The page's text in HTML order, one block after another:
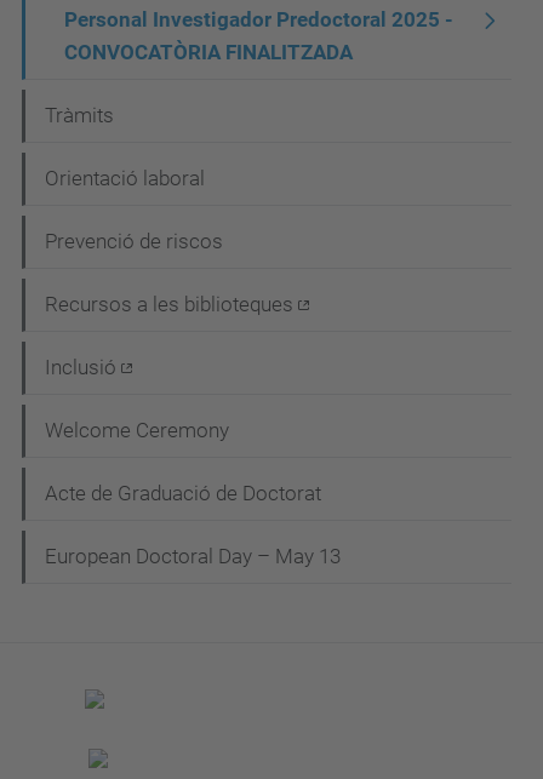
Personal Investigador Predoctoral 2025 -
CONVOCATÒRIA FINALITZADA
Tràmits
Orientació laboral
Prevenció de riscos
Recursos a les biblioteques
Inclusió
Welcome Ceremony
Acte de Graduació de Doctorat
European Doctoral Day – May 13